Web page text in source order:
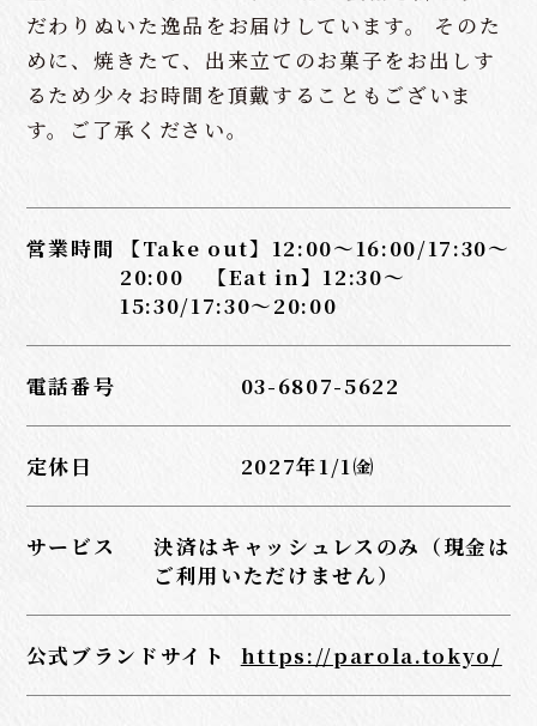
だわりぬいた逸品をお届けしています。 そのた
めに、焼きたて、出来立てのお菓子をお出しす
るため少々お時間を頂戴することもございま
す。ご了承ください。
営業時間
【Take out】12:00～16:00/17:30～
20:00 【Eat in】12:30～
15:30/17:30～20:00
電話番号 03-6807-5622
定休日 2027年1/1㈮
サービス
決済はキャッシュレスのみ（現金は
ご利用いただけません）
公式ブランドサイト https://parola.tokyo/